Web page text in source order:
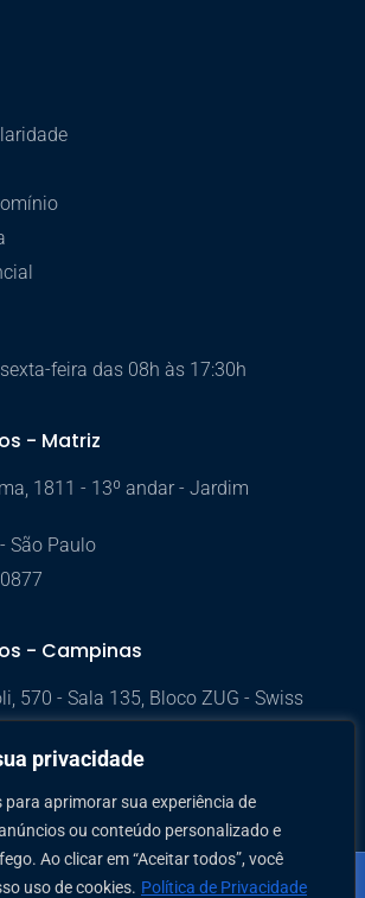
privacidade
para aprimorar sua experiência de
ou conteúdo personalizado e
Ao clicar em “Aceitar todos”, você
uso de cookies. Política de Privacidade
feira das 08h às 17:30h
- Matriz
1811 - 13º andar - Jardim
São Paulo
- Campinas
570 - Sala 135, Bloco ZUG - Swiss
Campinas/SP